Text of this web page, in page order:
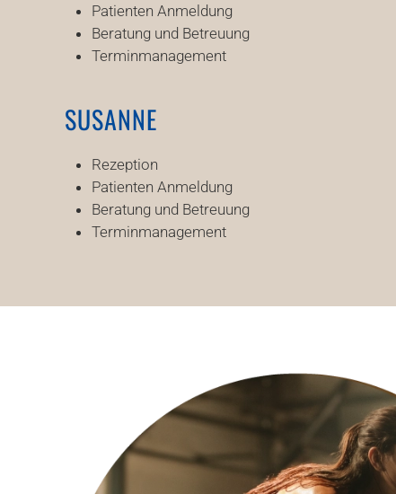
Patienten Anmeldung
Beratung und Betreuung
Terminmanagement
SUSANNE
Rezeption
Patienten Anmeldung
Beratung und Betreuung
Terminmanagement